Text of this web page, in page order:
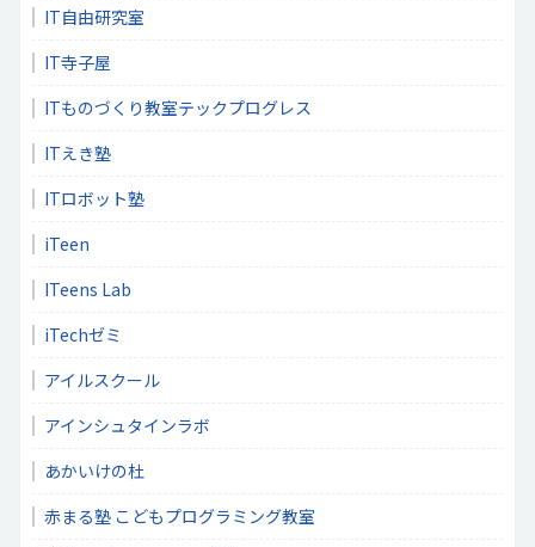
IT自由研究室
IT寺子屋
ITものづくり教室テックプログレス
ITえき塾
ITロボット塾
iTeen
ITeens Lab
iTechゼミ
アイルスクール
アインシュタインラボ
あかいけの杜
赤まる塾 こどもプログラミング教室